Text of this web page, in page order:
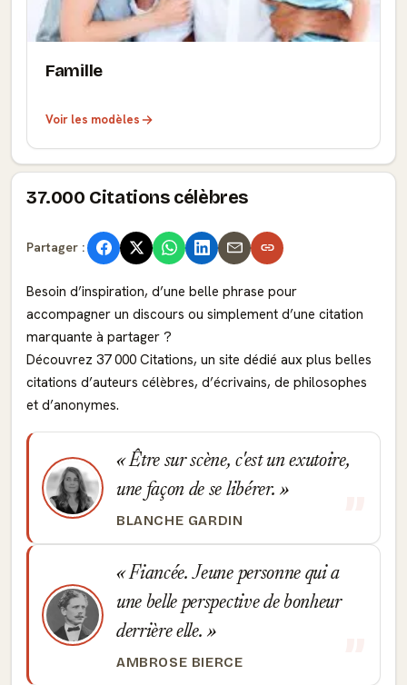
Famille
Voir les modèles
37.000 Citations célèbres
Partager :
Besoin d’inspiration, d’une belle phrase pour
accompagner un discours ou simplement d’une citation
marquante à partager ?
Découvrez 37 000 Citations, un site dédié aux plus belles
citations d’auteurs célèbres, d’écrivains, de philosophes
et d’anonymes.
Être sur scène, c'est un exutoire,
une façon de se libérer.
BLANCHE GARDIN
Fiancée. Jeune personne qui a
une belle perspective de bonheur
derrière elle.
AMBROSE BIERCE